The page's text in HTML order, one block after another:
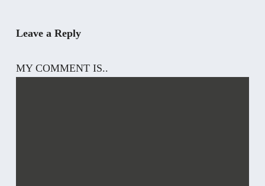
Leave a Reply
MY COMMENT IS..